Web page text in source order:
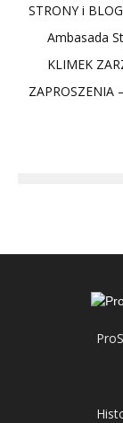
STRONY i
Ambasada
KLIMEK
ZAPROSZENIA